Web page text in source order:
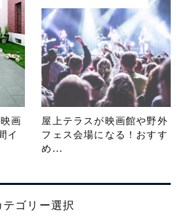
画
イ
屋上テラスが映画館や野外
フェス会場になる！おすす
め...
テゴリー選択